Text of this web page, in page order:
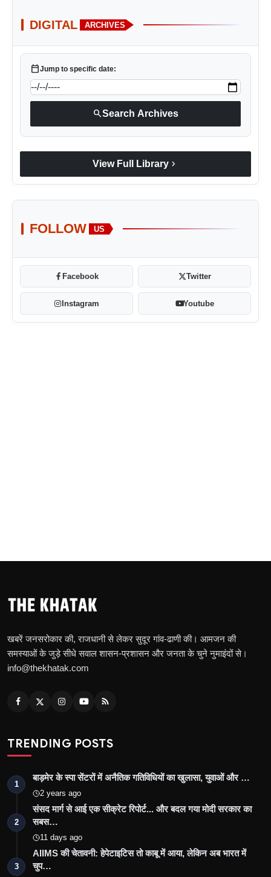
DIGITAL ARCHIVES
calendar_todayJump to specific date:
searchSearch Archives
View Full Library chevron_right
FOLLOW US
Facebook Twitter
Instagram Youtube
खबरें जनसरोकार की, राजधानी से लेकर सुदूर गांव-ढाणी की। आमजन की
समस्याओं के जुड़े सीधे सवाल शासन-प्रशासन और जनता के चुने नुमाइंदों से।
info@thekhatak.com
TRENDING POSTS
1
बाड़मेर के स्पा सेंटरों में अनैतिक गतिविधियों का खुलासा, युवाओं और …
2 years ago
2
संसद मार्ग से आई एक सीक्रेट रिपोर्ट... और बदल गया मोदी सरकार का
सबस…
11 days ago
3
AIIMS की चेतावनी: हेपेटाइटिस तो काबू में आया, लेकिन अब भारत में
चुप…